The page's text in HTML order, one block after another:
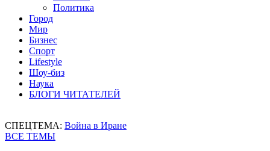
Политика
Город
Мир
Бизнес
Спорт
Lifestyle
Шоу-биз
Наука
БЛОГИ ЧИТАТЕЛЕЙ
СПЕЦТЕМА: Война в Иране
ВСЕ ТЕМЫ